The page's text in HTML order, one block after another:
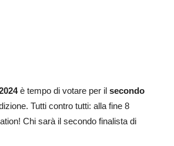
è tempo di votare per il secondo
Tutti contro tutti: alla fine 8
Chi sarà il secondo finalista di